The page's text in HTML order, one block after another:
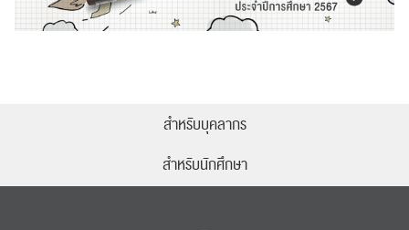
สำหรับบุคลากร
สำหรับนักศึกษา